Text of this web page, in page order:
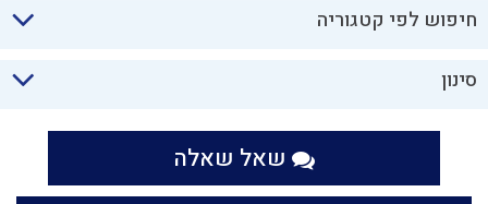
חיפוש לפי קטגוריה
סינון
שאל שאלה